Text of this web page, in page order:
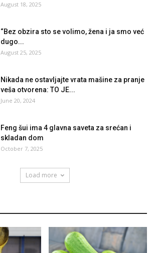
August 18, 2025
“Bez obzira sto se volimo, žena i ja smo već
dugo...
August 25, 2025
Nikada ne ostavljajte vrata mašine za pranje
veša otvorena: TO JE...
June 20, 2024
Feng šui ima 4 glavna saveta za srećan i
skladan dom
October 7, 2025
Load more